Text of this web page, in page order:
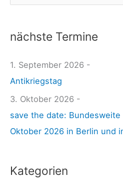
u
h
n
n
a
c
h
nächste Termine
1. September 2026 -
Antikriegstag
3. Oktober 2026 -
save the date:
Oktober 2026 in Berlin und
Kategorien